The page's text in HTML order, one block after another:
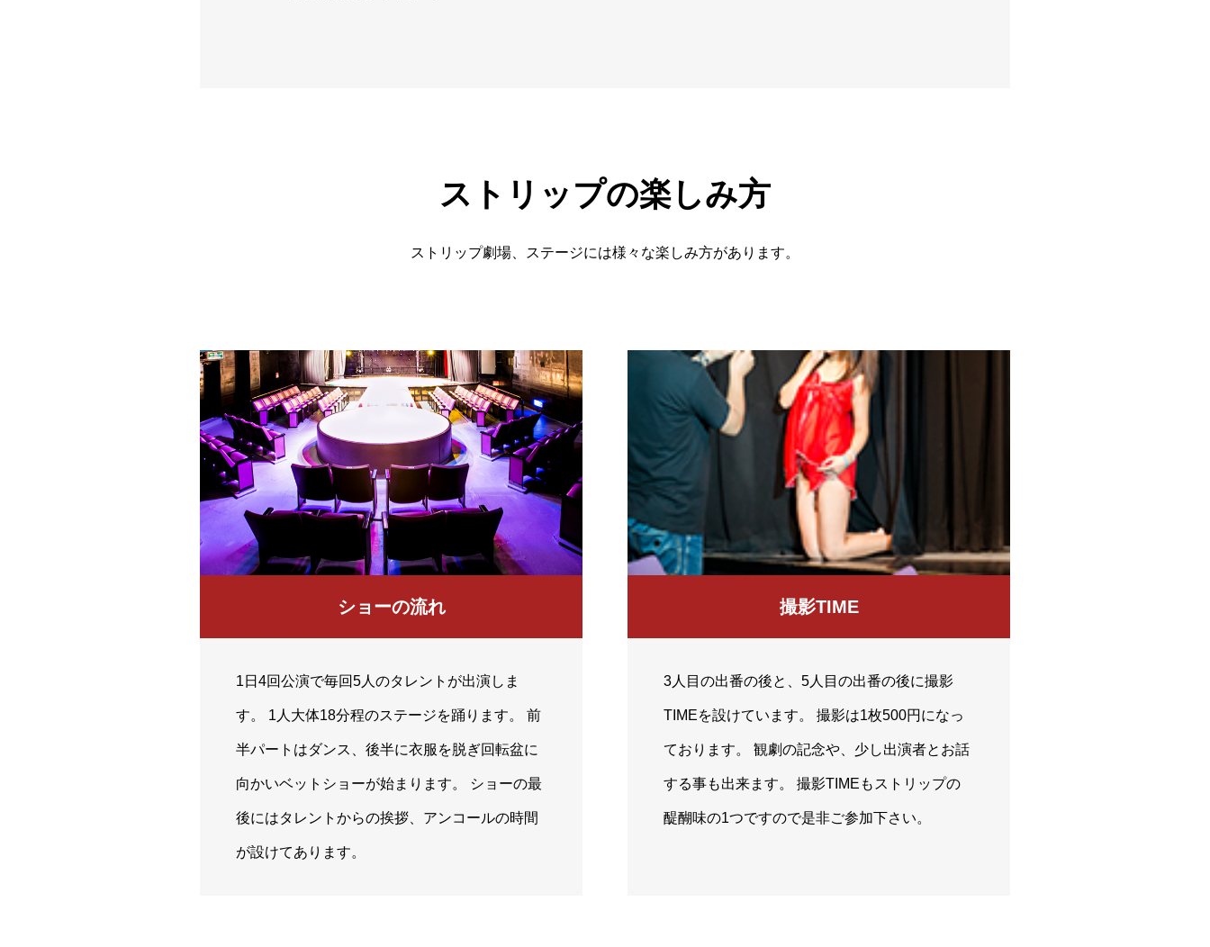
ストリップの楽しみ方
ストリップ劇場、ステージには様々な楽しみ方があります。
ショーの流れ
1日4回公演で毎回5人のタレントが出演しま
す。 1人大体18分程のステージを踊ります。 前
半パートはダンス、後半に衣服を脱ぎ回転盆に
向かいベットショーが始まります。 ショーの最
後にはタレントからの挨拶、アンコールの時間
が設けてあります。
撮影TIME
3人目の出番の後と、5人目の出番の後に撮影
TIMEを設けています。 撮影は1枚500円になっ
ております。 観劇の記念や、少し出演者とお話
する事も出来ます。 撮影TIMEもストリップの
醍醐味の1つですので是非ご参加下さい。